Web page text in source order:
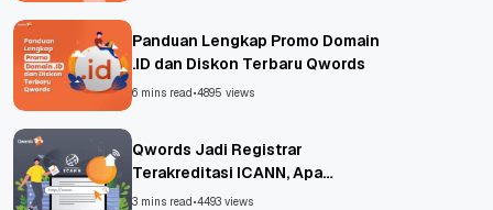
Panduan Lengkap Promo Domain
.ID dan Diskon Terbaru Qwords
6 mins read•4895 views
Qwords Jadi Registrar
Terakreditasi ICANN, Apa
Untungnya?
3 mins read•4493 views